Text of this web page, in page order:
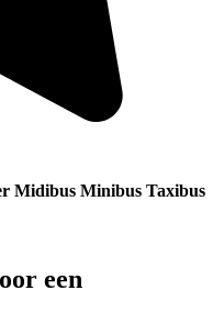
Midibus Minibus Taxibus
een